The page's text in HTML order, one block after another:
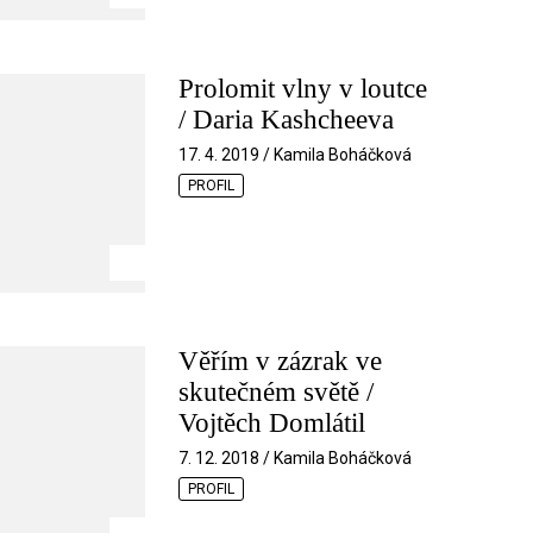
Prolomit vlny v loutce
/ Daria Kashcheeva
17. 4. 2019 / Kamila Boháčková
PROFIL
Věřím v zázrak ve
skutečném světě /
Vojtěch Domlátil
7. 12. 2018 / Kamila Boháčková
PROFIL